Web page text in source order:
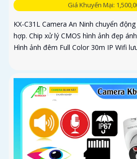
Giá Khuyến Mại:
KX-C31L Camera An Ninh chuyển
hợp. Chip xử lý CMOS hình ảnh đẹp
Hình ảnh đêm Full Color 30m IP Wifi